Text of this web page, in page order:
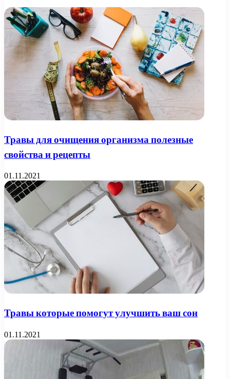
Травы для очищения организма полезные
свойства и рецепты
01.11.2021
Травы которые помогут улучшить ваш сон
01.11.2021